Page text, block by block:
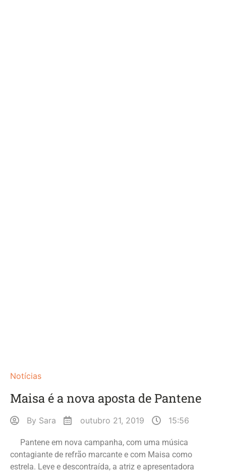
Notícias
Maisa é a nova aposta de Pantene
By Sara outubro 21, 2019 15:56
Pantene em nova campanha, com uma música
contagiante de refrão marcante e com Maisa como
estrela. Leve e descontraída, a atriz e apresentadora